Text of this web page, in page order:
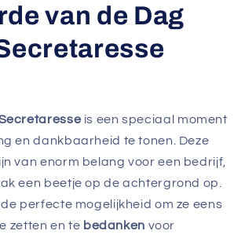
van de Dag
is een speciaal moment
en dankbaarheid te tonen. Deze
van enorm belang voor een bedrijf,
een beetje op de achtergrond op.
perfecte mogelijkheid om ze eens
zetten en te bedanken voor